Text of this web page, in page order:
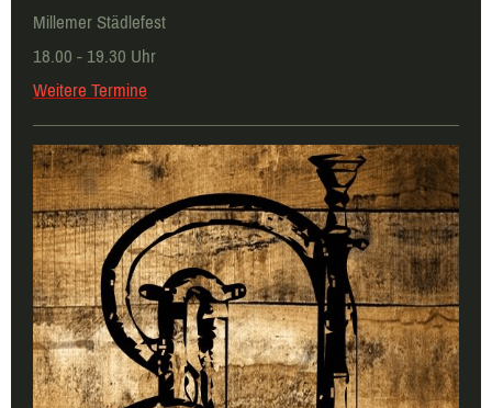
Millemer Städlefest
18.00 - 19.30 Uhr
Weitere Termine